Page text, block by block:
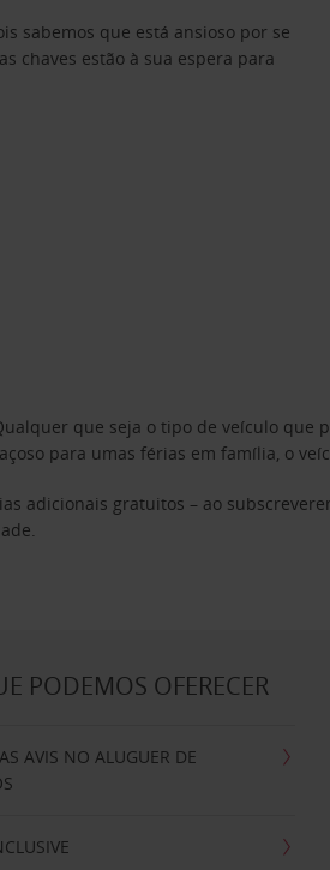
sabemos que está ansioso por se
chaves estão à sua espera para
que seja o tipo de veículo
para umas férias em família, o
adicionais gratuitos – ao
PODEMOS OFERECER
AVIS NO ALUGUER DE